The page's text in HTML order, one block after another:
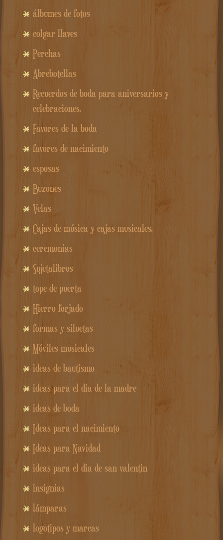
álbumes de fotos
colgar llaves
Perchas
Abrebotellas
Recuerdos de boda para aniversarios y
celebraciones.
Favores de la boda
favores de nacimiento
esposas
Buzones
Velas
Cajas de música y cajas musicales.
ceremonias
Sujetalibros
tope de puerta
Hierro forjado
formas y siluetas
Móviles musicales
ideas de bautismo
ideas para el dia de la madre
ideas de boda
Ideas para el nacimiento
Ideas para Navidad
ideas para el dia de san valentin
insignias
lámparas
logotipos y marcas